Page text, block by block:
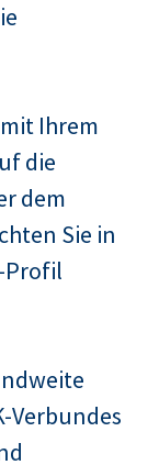
Ihrem
die
dem
Sie in
Profil
Verbundes